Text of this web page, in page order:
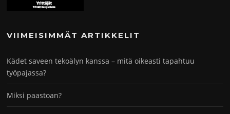
VIIMEISIMMÄT ARTIKKELIT
Kädet saveen tekoälyn kanssa – mitä oikeasti tapahtuu
työpajassa?
Miksi paastoan?